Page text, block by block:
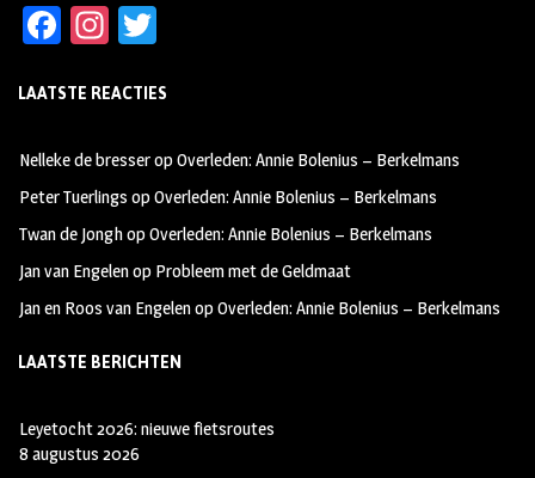
Fa
b
oo
k
In
ag
m
tt
LAATSTE REACTIES
Nelleke de bresseropOverleden: Annie Bolenius – Berkelmans
Peter Tuerlings opOverleden: Annie Bolenius – Berkelmans
Twan de JonghopOverleden: Annie Bolenius – Berkelmans
Jan van Engelenop Probleem met de Geldmaat
Jan en Roos van EngelenopOverleden: Annie Bolenius – Berkelmans
LAATSTE BERICHTEN
Leyetocht 2026: nieuwe fietsroutes
8 augustus 2026